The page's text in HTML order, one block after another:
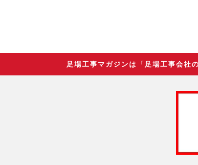
足場工事マガジンは「足場工事会社